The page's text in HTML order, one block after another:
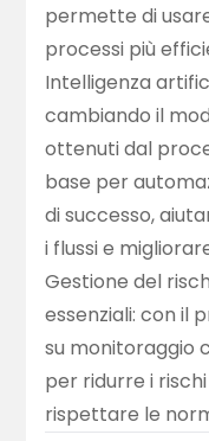
permette di
processi più
Intelligenza
cambiando il
ottenuti dal
base per
di successo,
i flussi e
Gestione del
essenziali: con il
su monitoraggio
per ridurre i
rispettare le